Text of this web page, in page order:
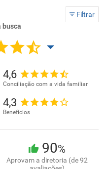
Filtrar
busca
4,6
Conciliação com a vida familiar
4,3
Benefícios
90%
Aprovam a diretoria (de 92